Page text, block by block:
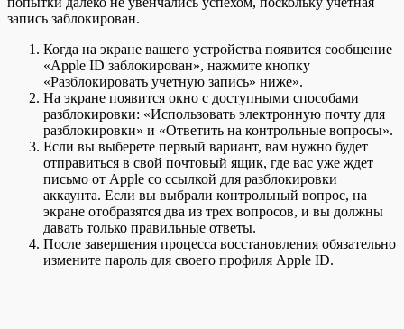
запись заблокирован.
Когда на экране вашего устройства появится сообщение
«Apple ID заблокирован», нажмите кнопку
«Разблокировать учетную запись» ниже».
На экране появится окно с доступными способами
разблокировки: «Использовать электронную почту для
разблокировки» и «Ответить на контрольные вопросы».
Если вы выберете первый вариант, вам нужно будет
отправиться в свой почтовый ящик, где вас уже ждет
письмо от Apple со ссылкой для разблокировки
аккаунта. Если вы выбрали контрольный вопрос, на
экране отобразятся два из трех вопросов, и вы должны
давать только правильные ответы.
После завершения процесса восстановления обязательно
измените пароль для своего профиля Apple ID.